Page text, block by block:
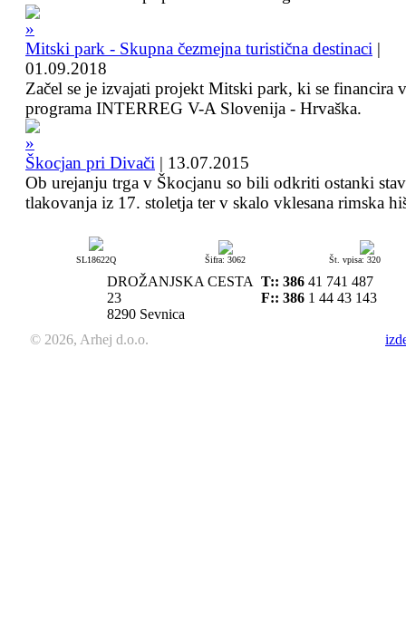
Mitski park - Skupna čezmejna turistična destinaci |
01.09.2018
Začel se je izvajati projekt Mitski park, ki se financira
programa INTERREG V-A Slovenija - Hrvaška.
Škocjan pri Divači | 13.07.2015
Ob urejanju trga v Škocjanu so bili odkriti ostanki
tlakovanja iz 17. stoletja ter v skalo vklesana rimska
SL18622Q Šifra: 3062 Št. vpisa: 320
DROŽANJSKA CESTA
23
8290 Sevnica
T:: 386 41 741 487
F:: 386 1 44 43 143
© 2026, Arhej d.o.o.